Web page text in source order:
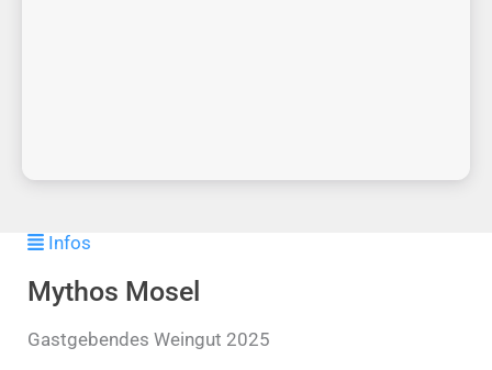
Infos
Mythos Mosel
Gastgebendes Weingut 2025